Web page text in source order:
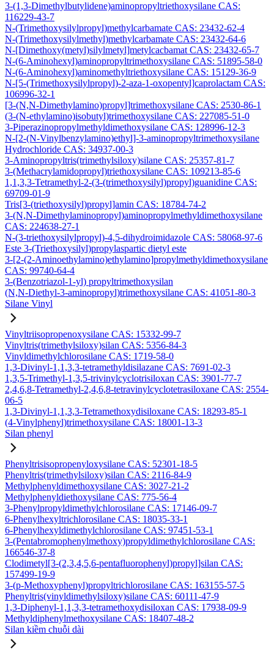
3-(1,3-Dimethylbutylidene)aminopropyltriethoxysilane CAS:
116229-43-7
N-(Trimethoxysilylpropyl)methylcarbamate CAS: 23432-62-4
N-(Trimethoxysilylmethyl)methylcarbamate CAS: 23432-64-6
N-[Dimethoxy(metyl)silylmetyl]metylcacbamat CAS: 23432-65-7
N-(6-Aminohexyl)aminopropyltrimethoxysilane CAS: 51895-58-0
N-(6-Aminohexyl)aminomethyltriethoxysilane CAS: 15129-36-9
N-[5-(Trimethoxysilylpropyl)-2-aza-1-oxopentyl]caprolactam CAS:
106996-32-1
[3-(N,N-Dimethylamino)propyl]trimethoxysilane CAS: 2530-86-1
(3-(N-ethylamino)isobutyl)trimethoxysilane CAS: 227085-51-0
3-Piperazinopropylmethyldimethoxysilane CAS: 128996-12-3
N-[2-(N-Vinylbenzylamino)ethyl]-3-aminopropyltrimethoxysilane
Hydrochloride CAS: 34937-00-3
3-Aminopropyltris(trimethylsiloxy)silane CAS: 25357-81-7
3-(Methacrylamidopropyl)triethoxysilane CAS: 109213-85-6
1,1,3,3-Tetramethyl-2-(3-(trimethoxysilyl)propyl)guanidine CAS:
69709-01-9
Tris[3-(triethoxysilyl)propyl]amin CAS: 18784-74-2
3-(N,N-Dimethylaminopropyl)aminopropylmethyldimethoxysilane
CAS: 224638-27-1
N-(3-triethoxysilylpropyl)-4,5-dihydroimidazole CAS: 58068-97-6
Este 3-(Triethoxysilyl)propylaspartic dietyl este
3-[2-(2-Aminoethylamino)ethylamino]propylmethyldimethoxysilane
CAS: 99740-64-4
3-(Benzotriazol-1-yl) propyltrimethoxysilan
(N,N-Diethyl-3-aminopropyl)trimethoxysilane CAS: 41051-80-3
Silane Vinyl
Vinyltriisopropenoxysilane CAS: 15332-99-7
Vinyltris(trimethylsiloxy)silan CAS: 5356-84-3
Vinyldimethylchlorosilane CAS: 1719-58-0
1,3-Divinyl-1,1,3,3-tetramethyldisilazane CAS: 7691-02-3
1,3,5-Trimethyl-1,3,5-trivinylcyclotrisiloxan CAS: 3901-77-7
2,4,6,8-Tetramethyl-2,4,6,8-tetravinylcyclotetrasiloxane CAS: 2554-
06-5
1,3-Divinyl-1,1,3,3-Tetramethoxydisiloxane CAS: 18293-85-1
(4-Vinylphenyl)trimethoxysilane CAS: 18001-13-3
Silan phenyl
Phenyltrisisopropenyloxysilane CAS: 52301-18-5
Phenyltris(trimethylsiloxy)silan CAS: 2116-84-9
Methylphenyldimethoxysilane CAS: 3027-21-2
Methylphenyldiethoxysilane CAS: 775-56-4
3-Phenylpropyldimethylchlorosilane CAS: 17146-09-7
6-Phenylhexyltrichlorosilane CAS: 18035-33-1
6-Phenylhexyldimethylchlorosilane CAS: 97451-53-1
3-(Pentabromophenylmethoxy)propyldimethylchlorosilane CAS:
166546-37-8
Clodimetyl[3-(2,3,4,5,6-pentafluorophenyl)propyl]silan CAS:
157499-19-9
3-(p-Methoxyphenyl)propyltrichlorosilane CAS: 163155-57-5
Phenyltris(vinyldimethylsiloxy)silane CAS: 60111-47-9
1,3-Diphenyl-1,1,3,3-tetramethoxydisiloxan CAS: 17938-09-9
Methyldiphenylmethoxysilane CAS: 18407-48-2
Silan kiềm chuỗi dài